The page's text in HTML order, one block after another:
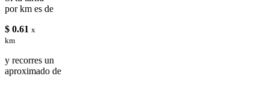
por km es de
$ 0.61 x
km
y recorres un
aproximado de